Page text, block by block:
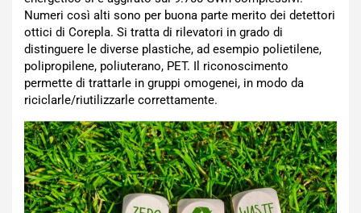
Numeri così alti sono per buona parte merito dei detettori
ottici di Corepla. Si tratta di rilevatori in grado di
distinguere le diverse plastiche, ad esempio polietilene,
polipropilene, poliuterano, PET. Il riconoscimento
permette di trattarle in gruppi omogenei, in modo da
riciclarle/riutilizzarle correttamente.